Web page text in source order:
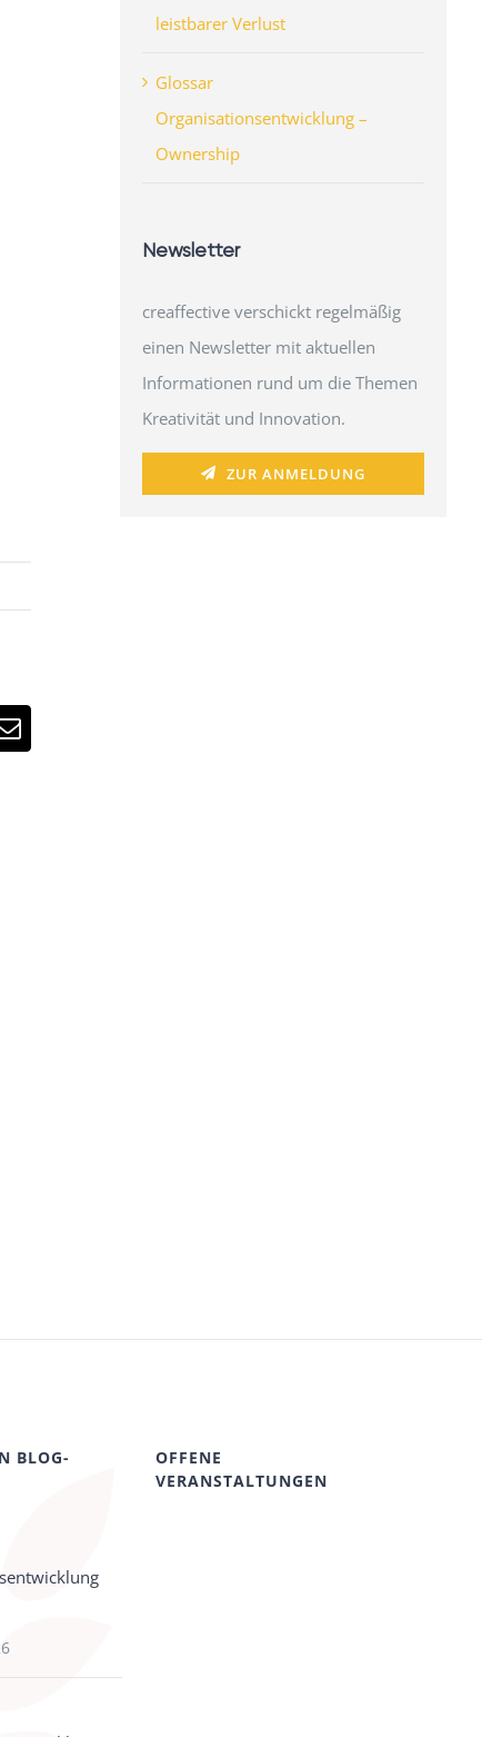
E-
leistbarer Verlust
Glossar
Organisationsentwicklung –
Ownership
Newsletter
creaffective verschickt regelmäßig
einen Newsletter mit aktuellen
Informationen rund um die Themen
Kreativität und Innovation.
ZUR ANMELDUNG
BLOG-
OFFENE
VERANSTALTUNGEN